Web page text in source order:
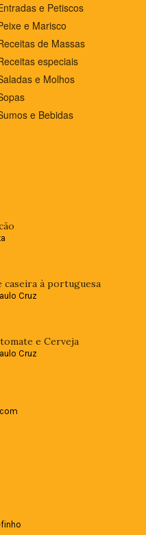
e Petiscos
e Marisco
de Massas
especiais
e Molhos
e Bebidas
caseira à portuguesa
Cruz
e Cerveja
Cruz